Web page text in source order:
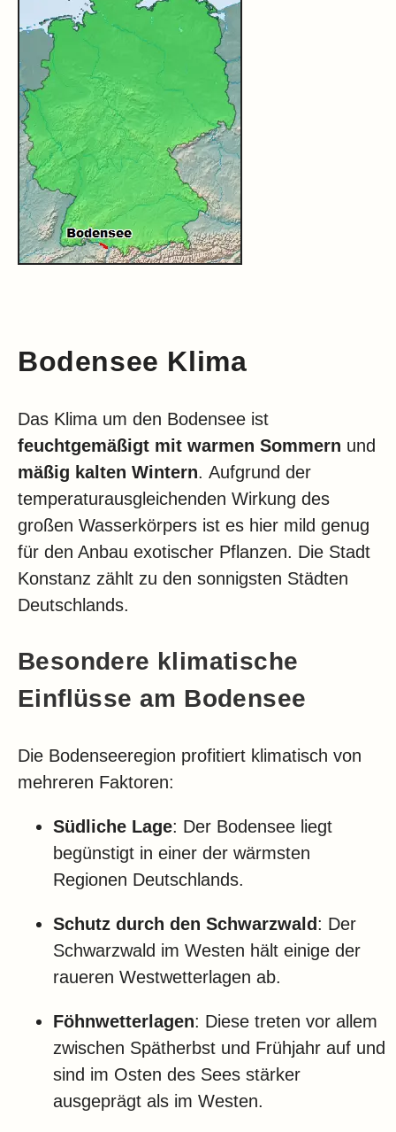
Bodensee Klima
Das Klima um den Bodensee ist
feuchtgemäßigt mit warmen Sommern und
mäßig kalten Wintern. Aufgrund der
temperaturausgleichenden Wirkung des
großen Wasserkörpers ist es hier mild genug
für den Anbau exotischer Pflanzen. Die Stadt
Konstanz zählt zu den sonnigsten Städten
Deutschlands.
Besondere klimatische
Einflüsse am Bodensee
Die Bodenseeregion profitiert klimatisch von
mehreren Faktoren:
Südliche Lage: Der Bodensee liegt
begünstigt in einer der wärmsten
Regionen Deutschlands.
Schutz durch den Schwarzwald : Der
Schwarzwald im Westen hält einige der
raueren Westwetterlagen ab.
Föhnwetterlagen: Diese treten vor allem
zwischen Spätherbst und Frühjahr auf und
sind im Osten des Sees stärker
ausgeprägt als im Westen.